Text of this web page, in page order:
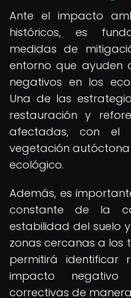
Ante el impacto
históricos, es
medidas de
entorno que ayuden
negativos en los
Una de las
restauración y
afectadas, con el
vegetación
ecológico.
Además, es
constante de la
estabilidad del suelo
zonas cercanas a los
permitirá identificar
impacto
correctivas de